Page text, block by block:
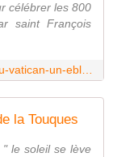
célébrer les 800
saint François
la Touques
le soleil se lève